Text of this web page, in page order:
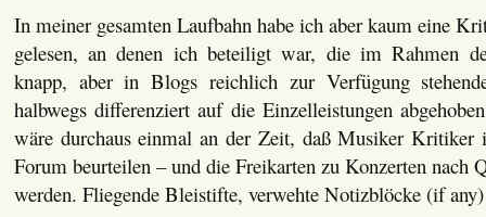
In meiner gesamten Laufbahn habe ich aber kaum eine
gelesen, an denen ich beteiligt war, die im Rahmen
knapp, aber in Blogs reichlich zur Verfügung
halbwegs differenziert auf die Einzelleistungen
wäre durchaus einmal an der Zeit, daß Musiker Kritiker
Forum beurteilen – und die Freikarten zu Konzerten nach
werden. Fliegende Bleistifte, verwehte Notizblöcke (if